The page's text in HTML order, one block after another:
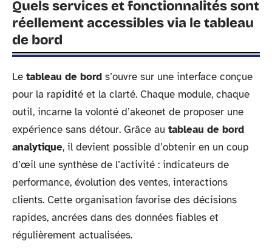
Quels services et fonctionnalités sont
réellement accessibles via le tableau
de bord
Le tableau de bord s’ouvre sur une interface conçue
pour la rapidité et la clarté. Chaque module, chaque
outil, incarne la volonté d’akeonet de proposer une
expérience sans détour. Grâce au tableau de bord
analytique, il devient possible d’obtenir en un coup
d’œil une synthèse de l’activité : indicateurs de
performance, évolution des ventes, interactions
clients. Cette organisation favorise des décisions
rapides, ancrées dans des données fiables et
régulièrement actualisées.